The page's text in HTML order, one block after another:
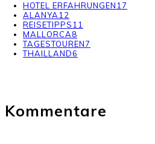
HOTEL ERFAHRUNGEN 17
ALANYA 12
REISETIPPS 11
MALLORCA8
TAGESTOUREN7
THAILLAND6
Kommentare